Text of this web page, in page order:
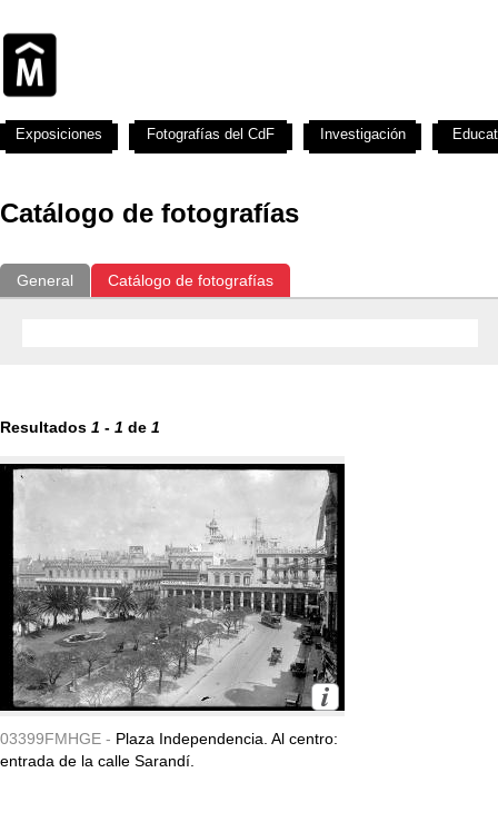
Catálogo de fotografías
General Catálogo de fotografías
Resultados 1 - 1 de 1
03399FMHGE - Plaza Independencia. Al centro:
entrada de la calle Sarandí.
Exposiciones Fotografías del CdF Investigación